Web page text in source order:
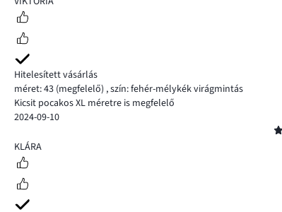
Hitelesített vásárlás
méret: 43 (megfelelő) ,szín: fehér-mélykék virágmintás
Kicsit pocakos XL méretre is megfelelő
2024-09-10
5
KLÁRA